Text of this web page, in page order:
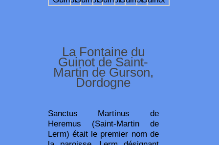
La Fontaine du
Guinot de Saint-
Martin de Gurson,
Dordogne
Sanctus Martinus de
Heremus (Saint-Martin de
Lerm) était le premier nom de